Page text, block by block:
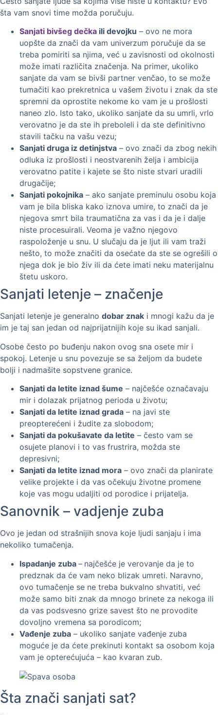
šta vam snovi time možda poručuju.
Sanjati bivšeg dečka ili devojku – ovo ne mora
uopšte da znači da vam univerzum poručuje da se
treba pomiriti sa njima, već u zavisnosti od okolnosti
može imati različita značenja. Na primer, ukoliko
sanjate da vam se bivši partner venčao, to se može
tumačiti kao prekretnica u vašem životu i znak da ste
spremni da oprostite nekome ko vam je u prošlosti
naneo zlo. Isto tako, ukoliko sanjate da su umrli, vrlo
verovatno je da ste ih preboleli i da ste definitivno
stavili tačku na vašu vezu;
Sanjati druga iz detinjstva – ovo znači da zbog nekih
odluka iz prošlosti i neostvarenih želja i ambicija
verovatno patite i kajete se što niste stvari uradili
drugačije;
Sanjati pokojnika – ako sanjate preminulu osobu koja
vam je bila bliska kako iznova umire, to znači da je
njegova smrt bila traumatična za vas i da je i dalje
niste procesuirali. Veoma je važno njegovo
raspoloženje u snu. U slučaju da je ljut ili vam traži
nešto, to može značiti da osećate da ste se ogrešili o
njega dok je bio živ ili da ćete imati neku materijalnu
štetu uskoro.
Sanjati letenje – značenje
Sanjati letenje je generalno dobar znak i mnogi kažu da je
im je taj san jedan od najprijatnijih koje su ikad sanjali.
Osobe često po buđenju nakon ovog sna osete mir i
spokoj. Letenje u snu povezuje se sa željom da budete
bolji i nadmašite sopstvene granice.
Sanjati da letite iznad šume – najčešće označavaju
mir i dolazak prijatnog perioda u životu;
Sanjati da letite iznad grada – na javi ste
preopterećeni i žudite za slobodom;
Sanjati da pokušavate da letite – često vam se
osujete planovi i to vas frustrira, možda ste
depresivni;
Sanjati da letite iznad mora – ovo znači da planirate
velike projekte i da vas očekuju životne promene
koje vas mogu udaljiti od porodice i prijatelja.
Sanovnik – vadjenje zuba
Ovo je jedan od strašnijih snova koje ljudi sanjaju i ima
nekoliko tumačenja.
Ispadanje zuba – najčešće je verovanje da je to
predznak da će vam neko blizak umreti. Naravno,
ovo tumačenje se ne treba bukvalno shvatiti, već
može samo biti znak da mnogo brinete za nekoga ili
da vas podsvesno grize savest što ne provodite
dovoljno vremena sa porodicom;
Vađenje zuba – ukoliko sanjate vađenje zuba
moguće je da ćete prekinuti kontakt sa osobom koja
vam je opterećujuća – kao kvaran zub.
Šta znači sanjati sat?